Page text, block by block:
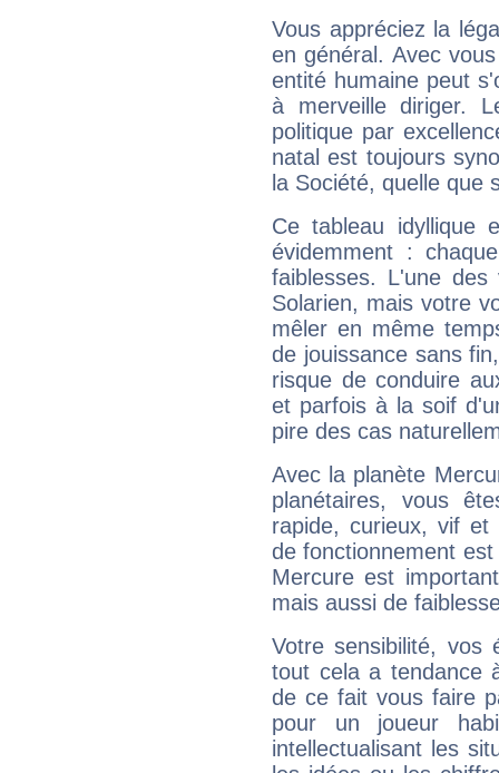
Vous appréciez la
en général. Avec
entité humaine peut
à merveille diriger.
politique par
natal est toujours
la Société, quelle que
Ce tableau idyllique
évidemment :
faiblesses. L'une
Solarien, mais votre
mêler en même
de jouissance sans
risque de conduire
et parfois à la soif
pire des cas
Avec la planète
planétaires, vous
rapide, curieux, vif et
de fonctionnement
Mercure est
mais aussi de
Votre sensibilité,
tout cela a tendance
de ce fait vous faire
pour un joueur
intellectualisant les